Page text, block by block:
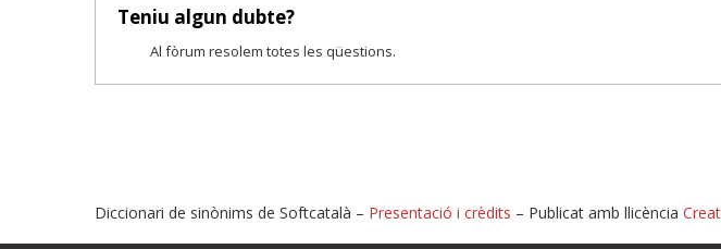
Teniu algun dubte?
Al fòrum resolem totes les qüestions.
Diccionari de sinònims de Softcatalà – Presentació i crèdits – Publicat amb llicència